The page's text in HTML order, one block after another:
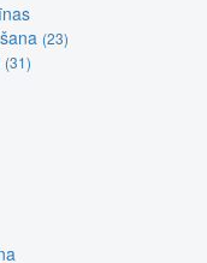
(23)
(31)